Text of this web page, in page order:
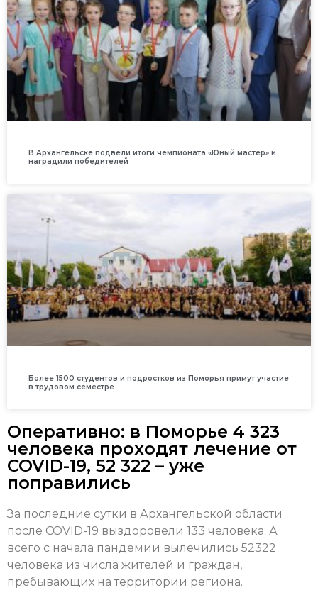
В Архангельске подвели итоги чемпионата «Юный мастер» и
наградили победителей
Более 1500 студентов и подростков из Поморья примут участие
в трудовом семестре
Оперативно: в Поморье 4 323
человека проходят лечение от
COVID-19, 52 322 – уже
поправились
За последние сутки в Архангельской области
после COVID-19 выздоровели 133 человека. А
всего с начала пандемии вылечились 52322
человека из числа жителей и граждан,
пребывающих на территории региона.